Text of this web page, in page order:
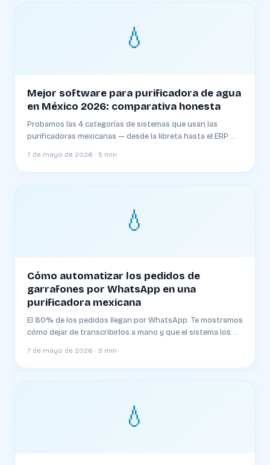
💧
Mejor software para purificadora de agua
en México 2026: comparativa honesta
Probamos las 4 categorías de sistemas que usan las
purificadoras mexicanas — desde la libreta hasta el ERP — y
7 de mayo de 2026 · 5 min
💧
Cómo automatizar los pedidos de
garrafones por WhatsApp en una
purificadora mexicana
El 80% de los pedidos llegan por WhatsApp. Te mostramos
cómo dejar de transcribirlos a mano y que el sistema los
una tecla.
7 de mayo de 2026 · 5 min
💧